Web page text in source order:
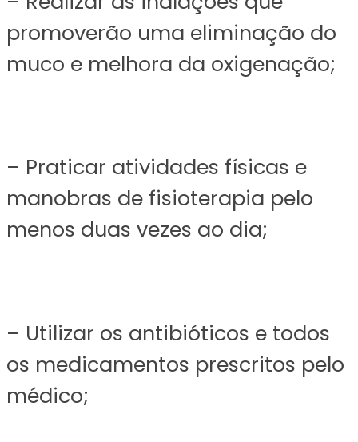
promoverão uma eliminação do
muco e melhora da oxigenação;
– Praticar atividades físicas e
manobras de fisioterapia pelo
menos duas vezes ao dia;
– Utilizar os antibióticos e todos
os medicamentos prescritos pelo
médico;